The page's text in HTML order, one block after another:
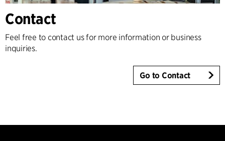
Contact
Feel free to contact us for more information or business
inquiries.
Go to Contact